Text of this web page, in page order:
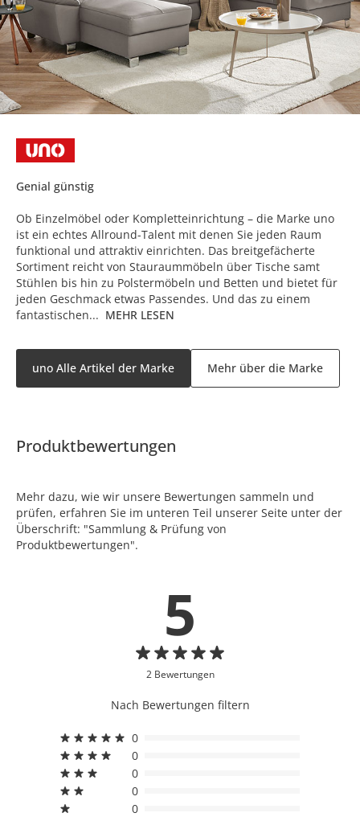
Genial günstig
Ob Einzelmöbel oder Kompletteinrichtung – die Marke uno
ist ein echtes Allround-Talent mit denen Sie jeden Raum
funktional und attraktiv einrichten. Das breitgefächerte
Sortiment reicht von Stauraummöbeln über Tische samt
Stühlen bis hin zu Polstermöbeln und Betten und bietet für
jeden Geschmack etwas Passendes. Und das zu einem
fantastischen... MEHR LESEN
uno Alle Artikel der Marke Mehr über die Marke
Produktbewertungen
Mehr dazu, wie wir unsere Bewertungen sammeln und
prüfen, erfahren Sie im unteren Teil unserer Seite unter der
Überschrift: "Sammlung & Prüfung von
Produktbewertungen".
5
2 Bewertungen
Nach Bewertungen filtern
0
0
0
0
0